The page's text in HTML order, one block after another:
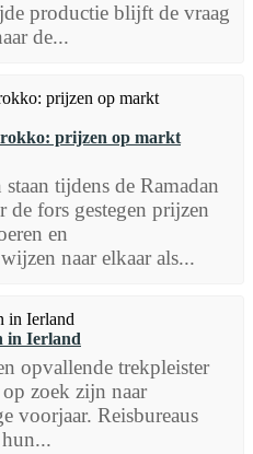
productie blijft de vraag
de...
prijzen op markt
tijdens de Ramadan
fors gestegen prijzen
en
naar elkaar als...
in Ierland
opvallende trekpleister
zoek zijn naar
voorjaar. Reisbureaus